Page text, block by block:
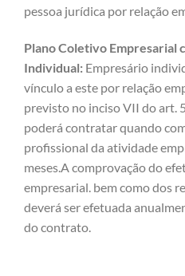
pessoa jurídica por relação
Plano Coletivo Empresarial
Individual: Empresário
vínculo a este por relação
previsto no inciso VII do art.
poderá contratar quando
profissional da atividade
meses.A comprovação do
empresarial. bem como dos
deverá ser efetuada
do contrato.